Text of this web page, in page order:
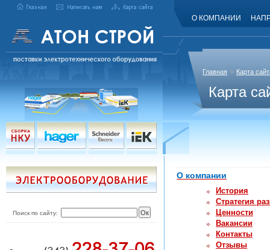
О КОМПАНИИ
Главная » Карта
Карта
Поиск по сайту:
О компании
История
Стратегия
Ценности
Вакансии
Контакты
Отзывы